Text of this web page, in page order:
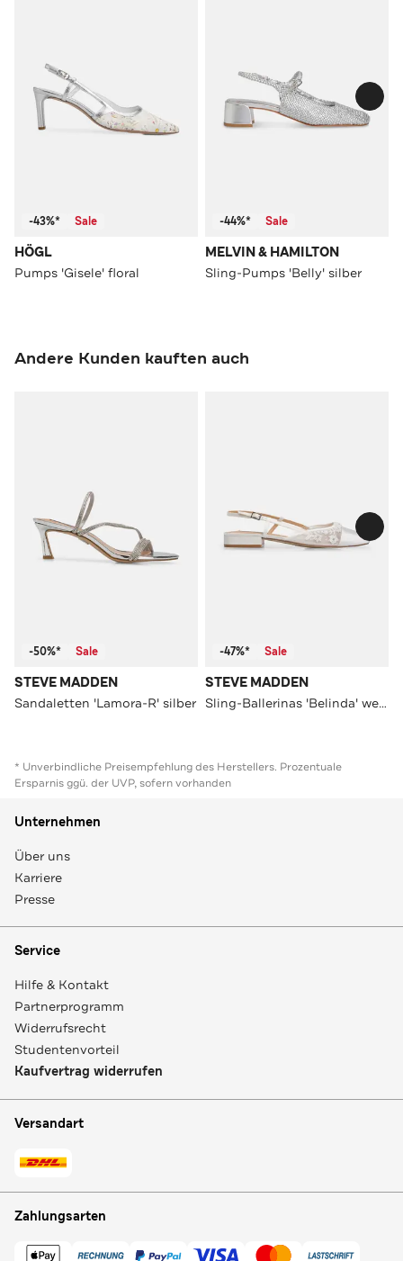
-43%* Sale
HÖGL
Pumps 'Gisele' floral
-44%* Sale
MELVIN & HAMILTON
Sling-Pumps 'Belly' silber
Andere Kunden kauften auch
-50%* Sale
STEVE MADDEN
Sandaletten 'Lamora-R' silber
-47%* Sale
STEVE MADDEN
Sling-Ballerinas 'Belinda' weiß
* Unverbindliche Preisempfehlung des Herstellers. Prozentuale
Ersparnis ggü. der UVP, sofern vorhanden
Unternehmen
Über uns
Karriere
Presse
Service
Hilfe & Kontakt
Partnerprogramm
Widerrufsrecht
Studentenvorteil
Kaufvertrag widerrufen
Versandart
Zahlungsarten